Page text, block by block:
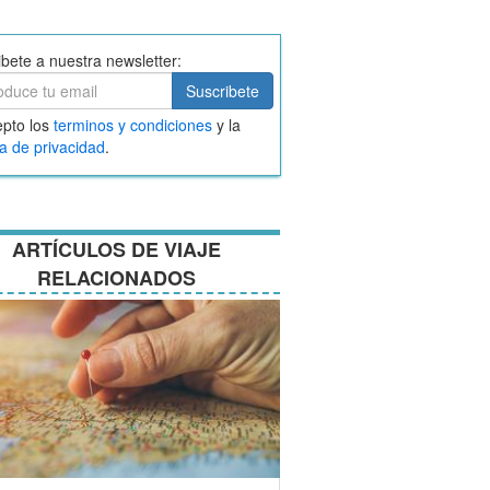
a nuestra newsletter:
Suscribete
los terminos y condiciones y la
de privacidad.
ARTÍCULOS DE VIAJE
RELACIONADOS